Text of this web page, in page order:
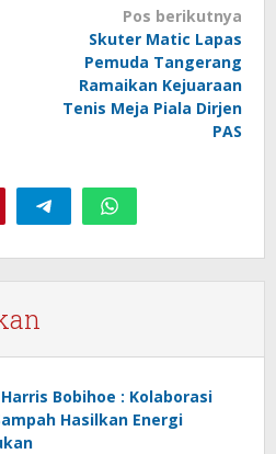
Pos berikutnya
Skuter Matic Lapas
Pemuda Tangerang
Ramaikan Kejuaraan
Tenis Meja Piala Dirjen
PAS
Bobihoe : Kolaborasi
Hasilkan Energi